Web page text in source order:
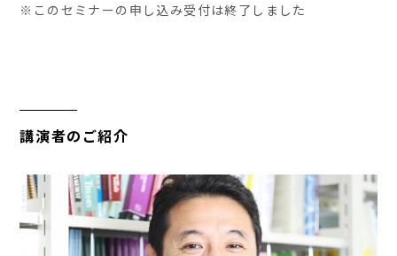
※このセミナーの申し込み受付は終了しました
講演者のご紹介